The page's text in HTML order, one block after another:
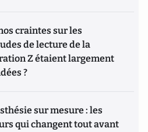
craintes sur les
de lecture de la
Z étaient largement
?
sur mesure : les
qui changent tout avant